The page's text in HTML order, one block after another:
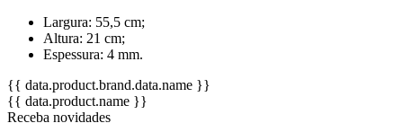
Largura: 55,5 cm;
Altura: 21 cm;
Espessura: 4 mm.
{{ data.product.brand.data.name }}
{{ data.product.name }}
Receba novidades